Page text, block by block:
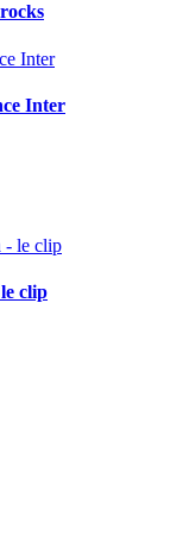
Inter
clip